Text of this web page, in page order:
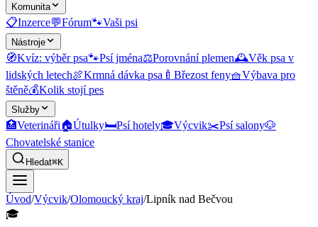
Komunita
📋Inzerce💬Fórum🐾Vaši psi
Nástroje
🧭Kvíz: výběr psa🐾Psí jména⚖️Porovnání plemen🕰️Věk psa v
lidských letech🍖Krmná dávka psa 🍼 Březost feny🧺Výbava pro
štěně💰Kolik stojí pes
Služby
🏥Veterináři🏠Útulky🛏️Psí hotely🎓Výcvik✂️Psí salony🐶
Chovatelské stanice
Hledat⌘K
Úvod/Výcvik/Olomoucký kraj/Lipník nad Bečvou
🎓